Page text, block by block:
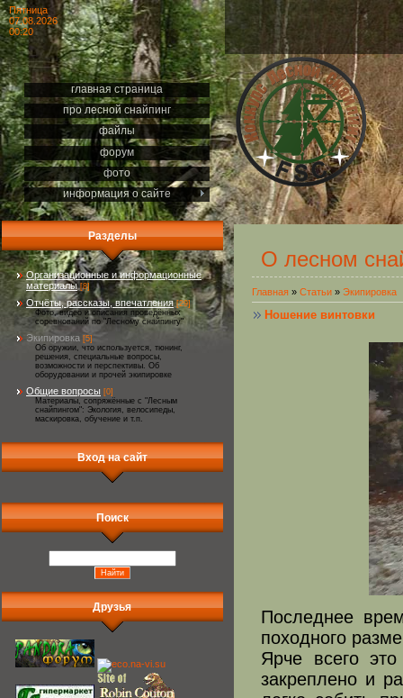
Пятница
07.08.2026
00:20
главная страница
про лесной снайпинг
файлы
форум
фото
информация о сайте
Разделы
Организационные и информационные
материалы [8]
Отчёты, рассказы, впечатления [29]
Фото, видео и описания проведённых
соревнований по "Лесному снайпингу"
Экипировка [5]
Об оружии, что используется, тюнинг,
решения, специальные вопросы,
возможности и перспективы. Об
оборудовании и прочей экипировке
Общие вопросы [0]
Материалы, сопряжённые с "Лесным
снайпингом": Экология, велосипеды,
маскировка, обучение и т.п.
Вход на сайт
Поиск
Друзья
О лесном
Главная » Статьи » Экипировка
Ношение винтовки
Последнее
походного
Ярче всего
закреплено и